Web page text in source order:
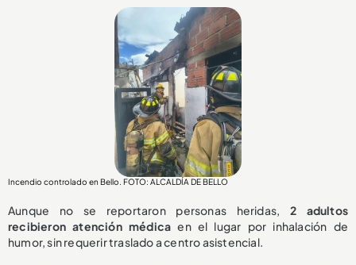
Incendio controlado en Bello. FOTO: ALCALDÍA DE BELLO
Aunque no se reportaron personas heridas, 2 adultos
recibieron atención médica en el lugar por inhalación de
humor, sin requerir traslado a centro asistencial.